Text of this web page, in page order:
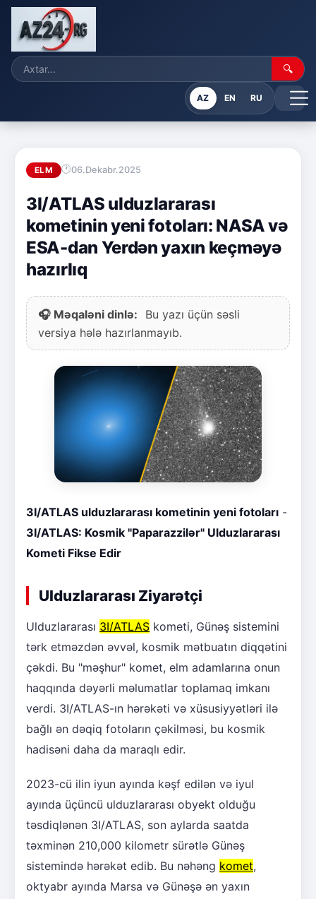
🔍
AZ EN RU
ELM 06.Dekabr.2025
3I/ATLAS ulduzlararası
kometinin yeni fotoları: NASA və
ESA-dan Yerdən yaxın keçməyə
hazırlıq
🎧 Məqaləni dinlə:
Bu yazı üçün səsli
versiya hələ hazırlanmayıb.
3I/ATLAS ulduzlararası kometinin yeni fotoları -
3I/ATLAS: Kosmik "Paparazzilər" Ulduzlararası
Kometi Fikse Edir
Ulduzlararası Ziyarətçi
Ulduzlararası 3I/ATLAS kometi, Günəş sistemini
tərk etməzdən əvvəl, kosmik mətbuatın diqqətini
çəkdi. Bu "məşhur" komet, elm adamlarına onun
haqqında dəyərli məlumatlar toplamaq imkanı
verdi. 3I/ATLAS-ın hərəkəti və xüsusiyyətləri ilə
bağlı ən dəqiq fotoların çəkilməsi, bu kosmik
hadisəni daha da maraqlı edir.
2023-cü ilin iyun ayında kəşf edilən və iyul
ayında üçüncü ulduzlararası obyekt olduğu
təsdiqlənən 3I/ATLAS, son aylarda saatda
təxminən 210,000 kilometr sürətlə Günəş
sistemində hərəkət edib. Bu nəhəng komet,
oktyabr ayında Marsa və Günəşə ən yaxın